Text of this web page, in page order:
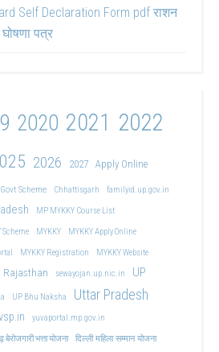
Self Declaration Form pdf राशन
पत्र
2020 2021 2022
2026 2027 Apply Online
Scheme Chhattisgarh familyid.up.gov.in
MP MYKKY Course List
Scheme MYKKY
MYKKY Apply Online
MYKKY Registration
MYKKY Website
Rajasthan sewayojan.up.nic.in UP
UP Bhu Naksha Uttar Pradesh
yuvaportal.mp.gov.in
बेरोजगारी भत्ता योजना दिल्ली महिला सम्मान योजना